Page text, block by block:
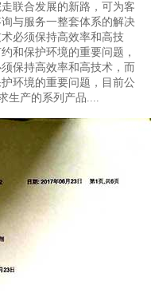
联合发展的新路，可为客
与服务一整套体系的解决
必须保持高效率和高技
和保护环境的重要问题，
保持高效率和高技术，而
环境的重要问题，目前公
生产的系列产品....